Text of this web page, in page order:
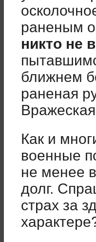
раненым
никто не
ближнем
раненая
Как и
военные
не менее
долг.
страх за